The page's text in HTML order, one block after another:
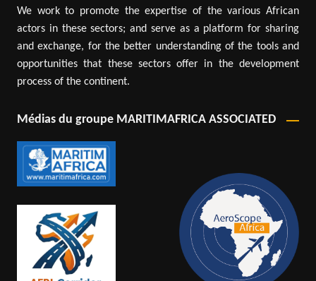
We work to promote the expertise of the various African
actors in these sectors; and serve as a platform for sharing
and exchange, for the better understanding of the tools and
opportunities that these sectors offer in the development
process of the continent.
Médias du groupe MARITIMAFRICA ASSOCIATED